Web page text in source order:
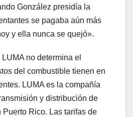
González presidía la
se pagaba aún más
y ella nunca se quejó».
no determina el
del combustible tienen en
LUMA es la compañía
y distribución de
Rico. Las tarifas de